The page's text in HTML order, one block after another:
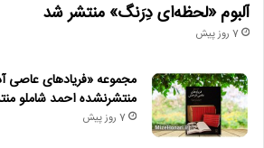
آلبوم «لحظه‌ای دِرَنگ» منتشر شد
7 روز پیش
مجموعه «فریادهای عاصی
منتشرنشده احمد شاملو
7 روز پیش